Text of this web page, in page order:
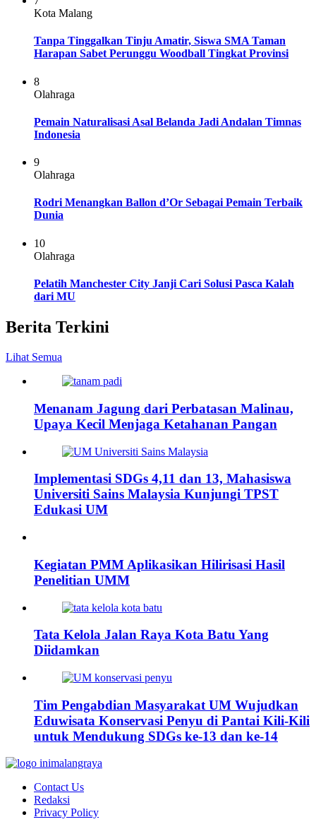
Kota Malang
Tanpa Tinggalkan Tinju Amatir, Siswa SMA Taman
Harapan Sabet Perunggu Woodball Tingkat Provinsi
8
Olahraga
Pemain Naturalisasi Asal Belanda Jadi Andalan Timnas
Indonesia
9
Olahraga
Rodri Menangkan Ballon d’Or Sebagai Pemain Terbaik
Dunia
10
Olahraga
Pelatih Manchester City Janji Cari Solusi Pasca Kalah
dari MU
Berita Terkini
Lihat Semua
Menanam Jagung dari Perbatasan Malinau,
Upaya Kecil Menjaga Ketahanan Pangan
Implementasi SDGs 4,11 dan 13, Mahasiswa
Universiti Sains Malaysia Kunjungi TPST
Edukasi UM
Kegiatan PMM Aplikasikan Hilirisasi Hasil
Penelitian UMM
Tata Kelola Jalan Raya Kota Batu Yang
Diidamkan
Tim Pengabdian Masyarakat UM Wujudkan
Eduwisata Konservasi Penyu di Pantai Kili-Kili
untuk Mendukung SDGs ke-13 dan ke-14
Contact Us
Redaksi
Privacy Policy